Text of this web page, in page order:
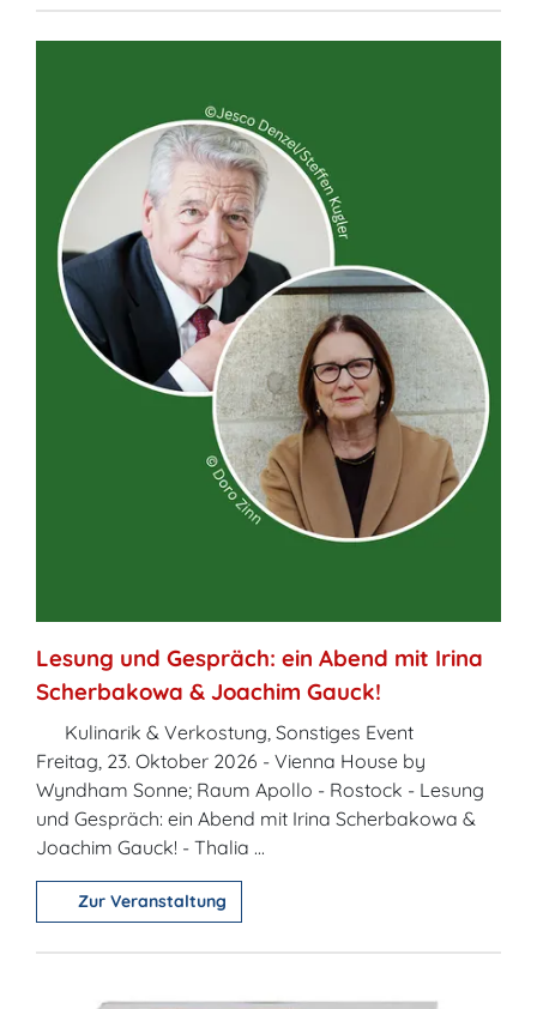
Lesung und Gespräch: ein Abend mit Irina
Scherbakowa & Joachim Gauck!
Kulinarik & Verkostung, Sonstiges Event
Freitag, 23. Oktober 2026 - Vienna House by
Wyndham Sonne; Raum Apollo - Rostock - Lesung
und Gespräch: ein Abend mit Irina Scherbakowa &
Joachim Gauck! - Thalia ...
Zur Veranstaltung